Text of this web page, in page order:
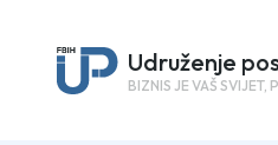
Udruženje
BIZNIS JE VAŠ SVIJET,